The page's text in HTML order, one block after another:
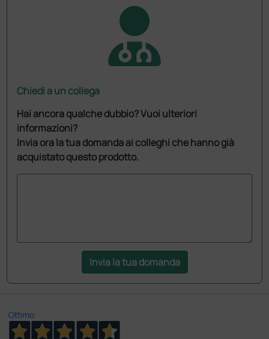
Chiedi a un collega
Hai ancora qualche dubbio? Vuoi ulteriori
informazioni?
Invia ora la tua domanda ai colleghi che hanno già
acquistato questo prodotto.
Invia la tua domanda
Ottimo